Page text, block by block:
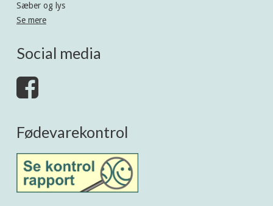
Sæber og lys
Se mere
Social media
Fødevarekontrol